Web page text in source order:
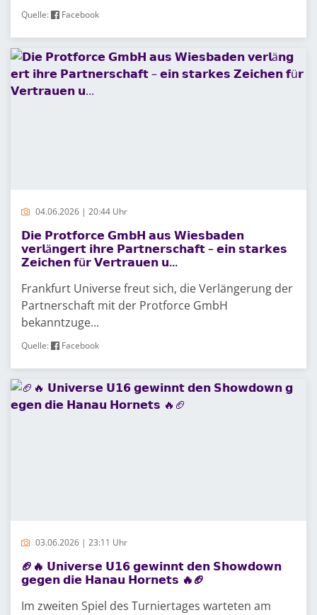
Quelle: Facebook
04.06.2026 | 20:44 Uhr
𝗗𝗶𝗲 𝗣𝗿𝗼𝘁𝗳𝗼𝗿𝗰𝗲 𝗚𝗺𝗯𝗛 𝗮𝘂𝘀 𝗪𝗶𝗲𝘀𝗯𝗮𝗱𝗲𝗻
𝘃𝗲𝗿𝗹ä𝗻𝗴𝗲𝗿𝘁 𝗶𝗵𝗿𝗲 𝗣𝗮𝗿𝘁𝗻𝗲𝗿𝘀𝗰𝗵𝗮𝗳𝘁 – 𝗲𝗶𝗻 𝘀𝘁𝗮𝗿𝗸𝗲𝘀
𝗭𝗲𝗶𝗰𝗵𝗲𝗻 𝗳ü𝗿 𝗩𝗲𝗿𝘁𝗿𝗮𝘂𝗲𝗻 𝘂...
Frankfurt Universe freut sich, die Verlängerung der
Partnerschaft mit der Protforce GmbH
bekanntzuge...
Quelle: Facebook
03.06.2026 | 23:11 Uhr
🏈🔥 𝗨𝗻𝗶𝘃𝗲𝗿𝘀𝗲 𝗨𝟭𝟲 𝗴𝗲𝘄𝗶𝗻𝗻𝘁 𝗱𝗲𝗻 𝗦𝗵𝗼𝘄𝗱𝗼𝘄𝗻
𝗴𝗲𝗴𝗲𝗻 𝗱𝗶𝗲 𝗛𝗮𝗻𝗮𝘂 𝗛𝗼𝗿𝗻𝗲𝘁𝘀 🔥🏈
Im zweiten Spiel des Turniertages warteten am